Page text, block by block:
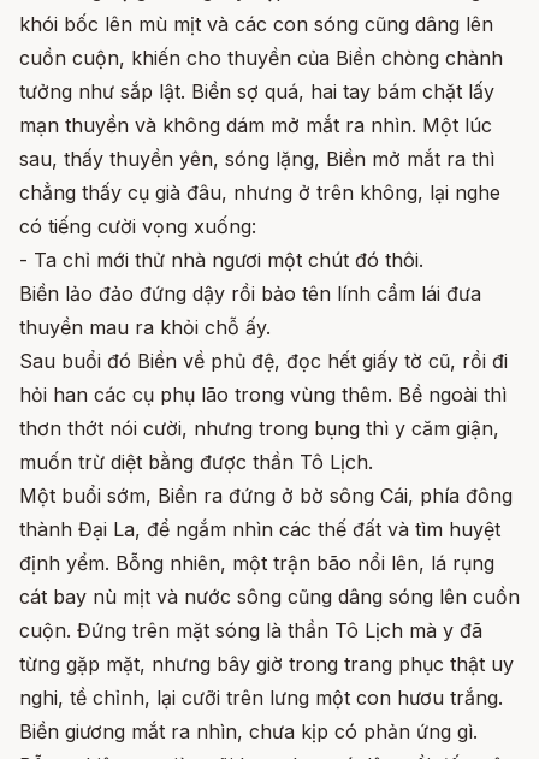
khói bốc lên mù mịt và các con sóng cũng dâng lên
cuồn cuộn, khiến cho thuyền của Biền chòng chành
tưởng như sắp lật. Biền sợ quá, hai tay bám chặt lấy
mạn thuyền và không dám mở mắt ra nhìn. Một lúc
sau, thấy thuyền yên, sóng lặng, Biền mở mắt ra thì
chẳng thấy cụ già đâu, nhưng ở trên không, lại nghe
có tiếng cười vọng xuống:
- Ta chỉ mới thử nhà ngươi một chút đó thôi.
Biền lảo đảo đứng dậy rồi bảo tên lính cầm lái đưa
thuyền mau ra khỏi chỗ ấy.
Sau buổi đó Biền về phủ đệ, đọc hết giấy tờ cũ, rồi đi
hỏi han các cụ phụ lão trong vùng thêm. Bề ngoài thì
thơn thớt nói cười, nhưng trong bụng thì y căm giận,
muốn trừ diệt bằng được thần Tô Lịch.
Một buổi sớm, Biền ra đứng ở bờ sông Cái, phía đông
thành Đại La, để ngắm nhìn các thế đất và tìm huyệt
định yểm. Bỗng nhiên, một trận bão nổi lên, lá rụng
cát bay nù mịt và nước sông cũng dâng sóng lên cuồn
cuộn. Đứng trên mặt sóng là thần Tô Lịch mà y đã
từng gặp mặt, nhưng bây giờ trong trang phục thật uy
nghi, tề chỉnh, lại cưỡi trên lưng một con hươu trắng.
Biền giương mắt ra nhìn, chưa kịp có phản ứng gì.